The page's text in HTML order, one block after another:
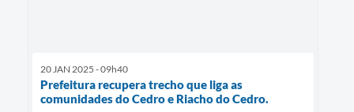
20 JAN 2025 - 09h40
Prefeitura recupera trecho que liga as
comunidades do Cedro e Riacho do Cedro.